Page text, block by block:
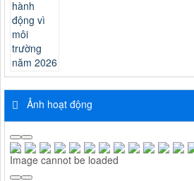
Ảnh hoạt động
Image cannot be loaded